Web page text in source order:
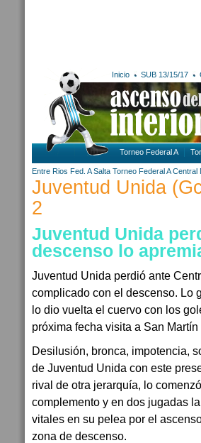
Inicio SUB 13/15/17
Torneo Federal A
Entre Rios Fed. A Salta Torneo Federal A Central
Juventud Unida
2
Juventud Unida
descenso lo
Juventud Unida perdió ante
complicado con el descenso. Lo
lo dio vuelta el cuervo con los
próxima fecha visita a San
Desilusión, bronca, impotencia,
de Juventud Unida con este
rival de otra jerarquía, lo
complemento y en dos jugadas
vitales en su pelea por el
zona de descenso.